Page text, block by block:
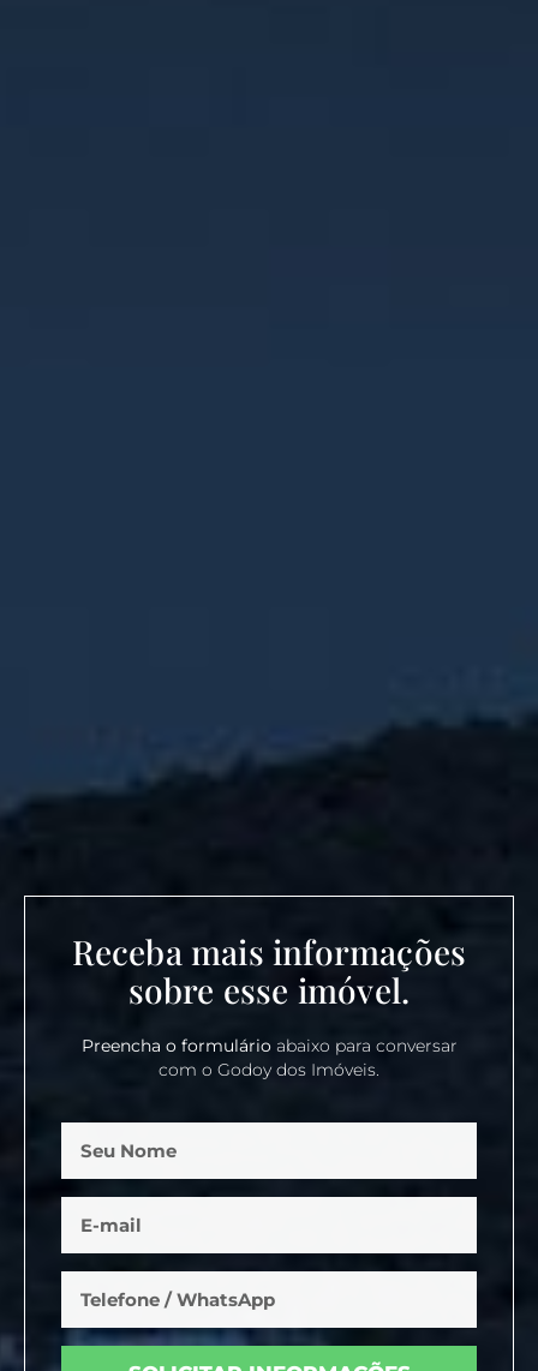
Receba mais informações
sobre esse imóvel.
Preencha o formulárioabaixo para conversar
com o Godoy dos Imóveis.